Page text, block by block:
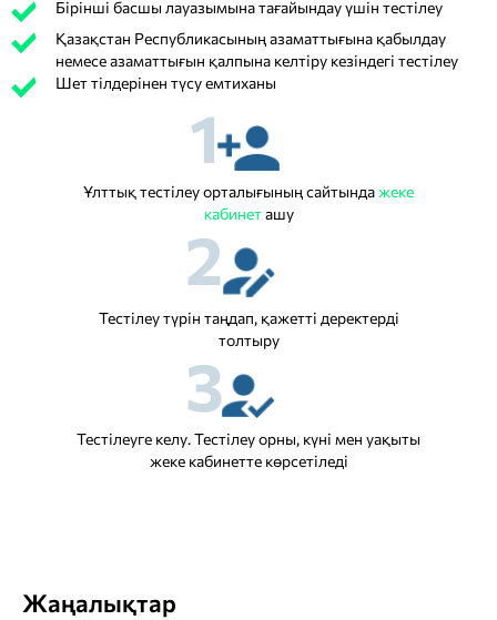
Бірінші басшы лауазымына тағайындау үшін тестілеу
Қазақстан Республикасының азаматтығына қабылдау
немесе азаматтығын қалпына келтіру кезіндегі тестілеу
Шет тілдерінен түсу емтиханы
1
Ұлттық тестілеу орталығының сайтындажеке
кабинеташу
2
Тестілеу түрін таңдап, қажетті деректерді
толтыру
3
Тестілеуге келу. Тестілеу орны, күні мен уақыты
жеке кабинетте көрсетіледі
Жаңалықтар